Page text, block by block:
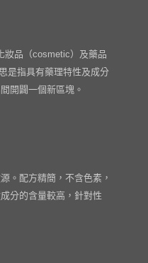
妝品（cosmetic）及藥品
是指具有藥理特性及成分
開闢一個新區塊。
。配方精簡，不含色素，
分的含量較高，針對性